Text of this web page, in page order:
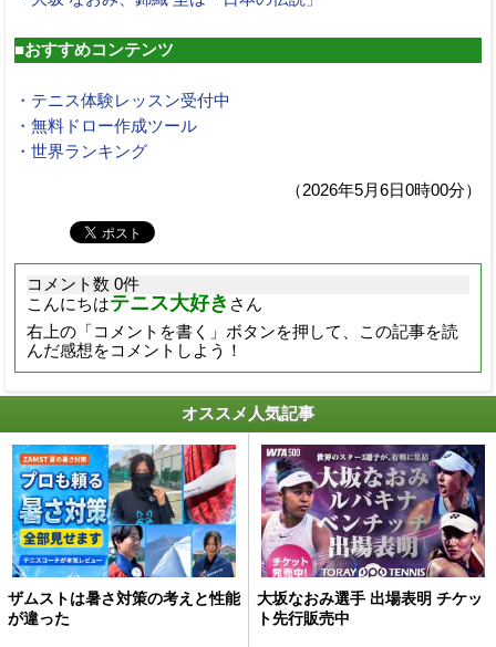
■おすすめコンテンツ
・テニス体験レッスン受付中
・無料ドロー作成ツール
・世界ランキング
（2026年5月6日0時00分）
コメント数 0件
こんにちはテニス大好き さん
右上の「コメントを書く」ボタンを押して、この記事を読
んだ感想をコメントしよう！
オススメ人気記事
ザムストは暑さ対策の考えと性能
が違った
大坂なおみ選手 出場表明 チケッ
ト先行販売中